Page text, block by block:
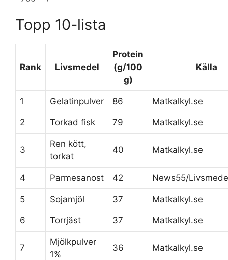
Topp 10-lista
Rank Livsmedel
Protein
(g/100
g)
Källa
1 Gelatinpulver 86 Matkalkyl.se
2 Torkad fisk 79 Matkalkyl.se
3
Ren kött,
torkat
40 Matkalkyl.se
4 Parmesanost 42 News55/
5 Sojamjöl 37 Matkalkyl.se
6 Torrjäst 37 Matkalkyl.se
7
Mjölkpulver
1%
36 Matkalkyl.se